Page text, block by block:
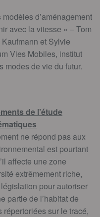
d’aménagement
avec la vitesse » – Tom
et Sylvie
Vies Mobiles, institut
modes de vie du futur.
de l’étude
ne répond pas aux
est pourtant
affecte une zone
extrêmement riche,
pour autoriser
partie de l’habitat de
sur le tracé,